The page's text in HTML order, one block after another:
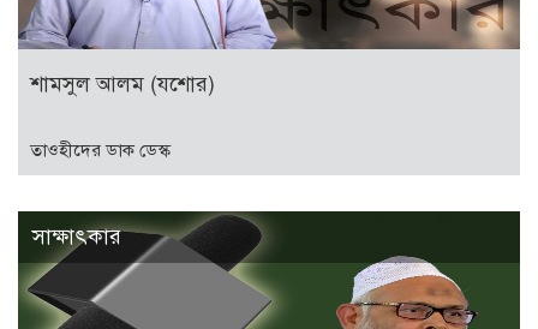
শামসুল আলম (যশোর)
তাওহীদের ডাক ডেস্ক
সাক্ষাৎকার